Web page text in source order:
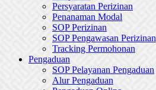
Persyaratan Perizinan
Penanaman Modal
SOP Perizinan
SOP Pengawasan Perizinan
Tracking Permohonan
Pengaduan
SOP Pelayanan Pengaduan
Alur Pengaduan